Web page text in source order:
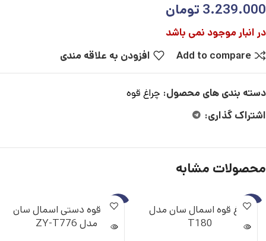
3.239.000 تومان
در انبار موجود نمی باشد
Add to compare
افزودن به علاقه مندی
دسته بندی های محصول: چراغ قوه
اشتراک گذاری:
محصولات مشابه
-38%
ناموجو
چراغ قوه اسمال سان مدل
T180
-49%
ناموجو
چراغ قوه دستی اسمال سان
مدل ZY-T776